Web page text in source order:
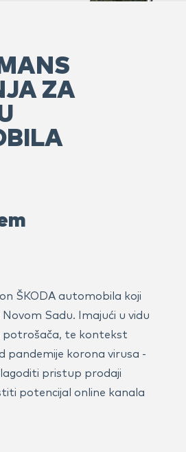
ZA
ŠKODA automobila koji
Sadu. Imajući u vidu
potrošača, te kontekst
pandemije korona virusa -
pristup prodaji
potencijal online kanala